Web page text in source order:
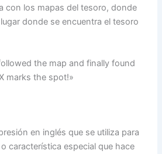
con los mapas del tesoro, donde
donde se encuentra el tesoro
the map and finally found
marks the spot!»
en inglés que se utiliza para
característica especial que hace